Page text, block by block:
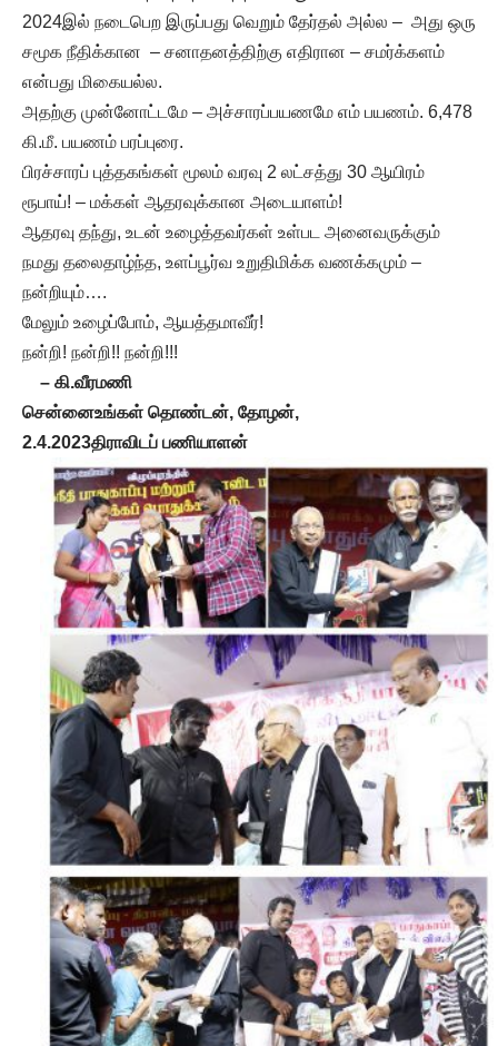
2024இல் நடைபெற இருப்பது வெறும் தேர்தல் அல்ல – அது ஒரு
சமூக நீதிக்கான – சனாதனத்திற்கு எதிரான – சமர்க்களம்
என்பது மிகையல்ல.
அதற்கு முன்னோட்டமே – அச்சாரப்பயணமே எம் பயணம். 6,478
கி.மீ. பயணம் பரப்புரை.
பிரச்சாரப் புத்தகங்கள் மூலம் வரவு 2 லட்சத்து 30 ஆயிரம்
ரூபாய்! – மக்கள் ஆதரவுக்கான அடையாளம்!
ஆதரவு தந்து, உடன் உழைத்தவர்கள் உள்பட அனைவருக்கும்
நமது தலைதாழ்ந்த, உளப்பூர்வ உறுதிமிக்க வணக்கமும் –
நன்றியும்….
மேலும் உழைப்போம், ஆயத்தமாவீர்!
நன்றி! நன்றி!! நன்றி!!!
– கி.வீரமணி
சென்னைஉங்கள் தொண்டன், தோழன்,
2.4.2023திராவிடப் பணியாளன்